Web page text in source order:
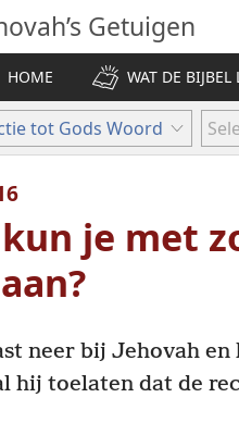
Getuigen
HOME
WAT DE BIJBEL
tot Gods Woord
je met
neer bij Jehovah en
hij toelaten dat de